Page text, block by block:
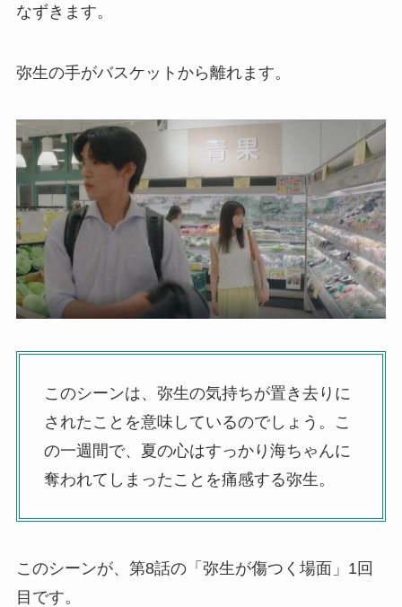
なずきます。
弥生の手がバスケットから離れます。
このシーンは、弥生の気持ちが置き去りに
されたことを意味しているのでしょう。こ
の一週間で、夏の心はすっかり海ちゃんに
奪われてしまったことを痛感する弥生。
このシーンが、第8話の「弥生が傷つく場面」1回
目です。